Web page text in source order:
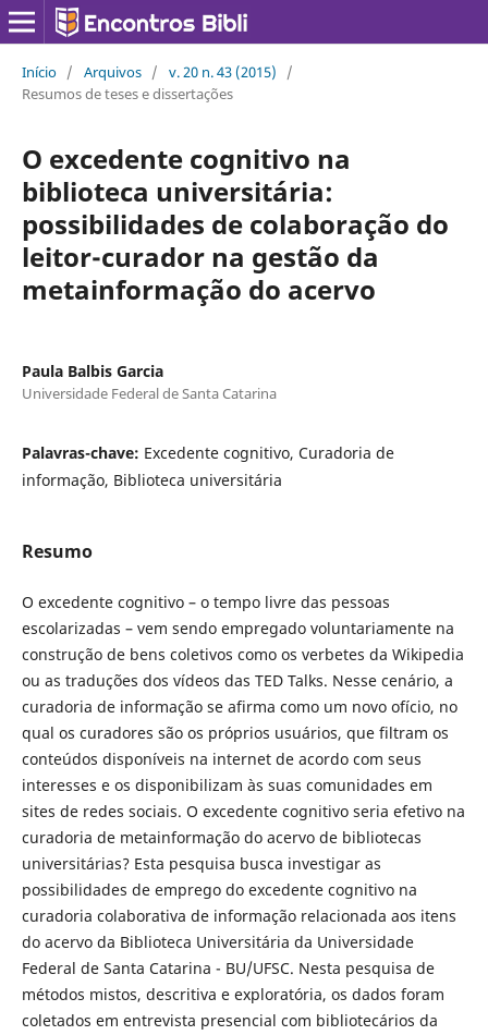
Início / Arquivos / v. 20 n. 43 (2015)
/
Resumos de teses e dissertações
O excedente cognitivo na
biblioteca universitária:
possibilidades de colaboração do
leitor-curador na gestão da
metainformação do acervo
Paula Balbis Garcia
Universidade Federal de Santa Catarina
Palavras-chave: Excedente cognitivo, Curadoria de
informação, Biblioteca universitária
Resumo
O excedente cognitivo – o tempo livre das pessoas
escolarizadas – vem sendo empregado voluntariamente na
construção de bens coletivos como os verbetes da Wikipedia
ou as traduções dos vídeos das TED Talks. Nesse cenário, a
curadoria de informação se afirma como um novo ofício, no
qual os curadores são os próprios usuários, que filtram os
conteúdos disponíveis na internet de acordo com seus
interesses e os disponibilizam às suas comunidades em
sites de redes sociais. O excedente cognitivo seria efetivo na
curadoria de metainformação do acervo de bibliotecas
universitárias? Esta pesquisa busca investigar as
possibilidades de emprego do excedente cognitivo na
curadoria colaborativa de informação relacionada aos itens
do acervo da Biblioteca Universitária da Universidade
Federal de Santa Catarina - BU/UFSC. Nesta pesquisa de
métodos mistos, descritiva e exploratória, os dados foram
coletados em entrevista presencial com bibliotecários da